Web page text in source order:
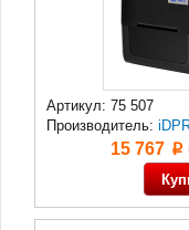
Артикул: 75 507
Производитель:
15 767 p